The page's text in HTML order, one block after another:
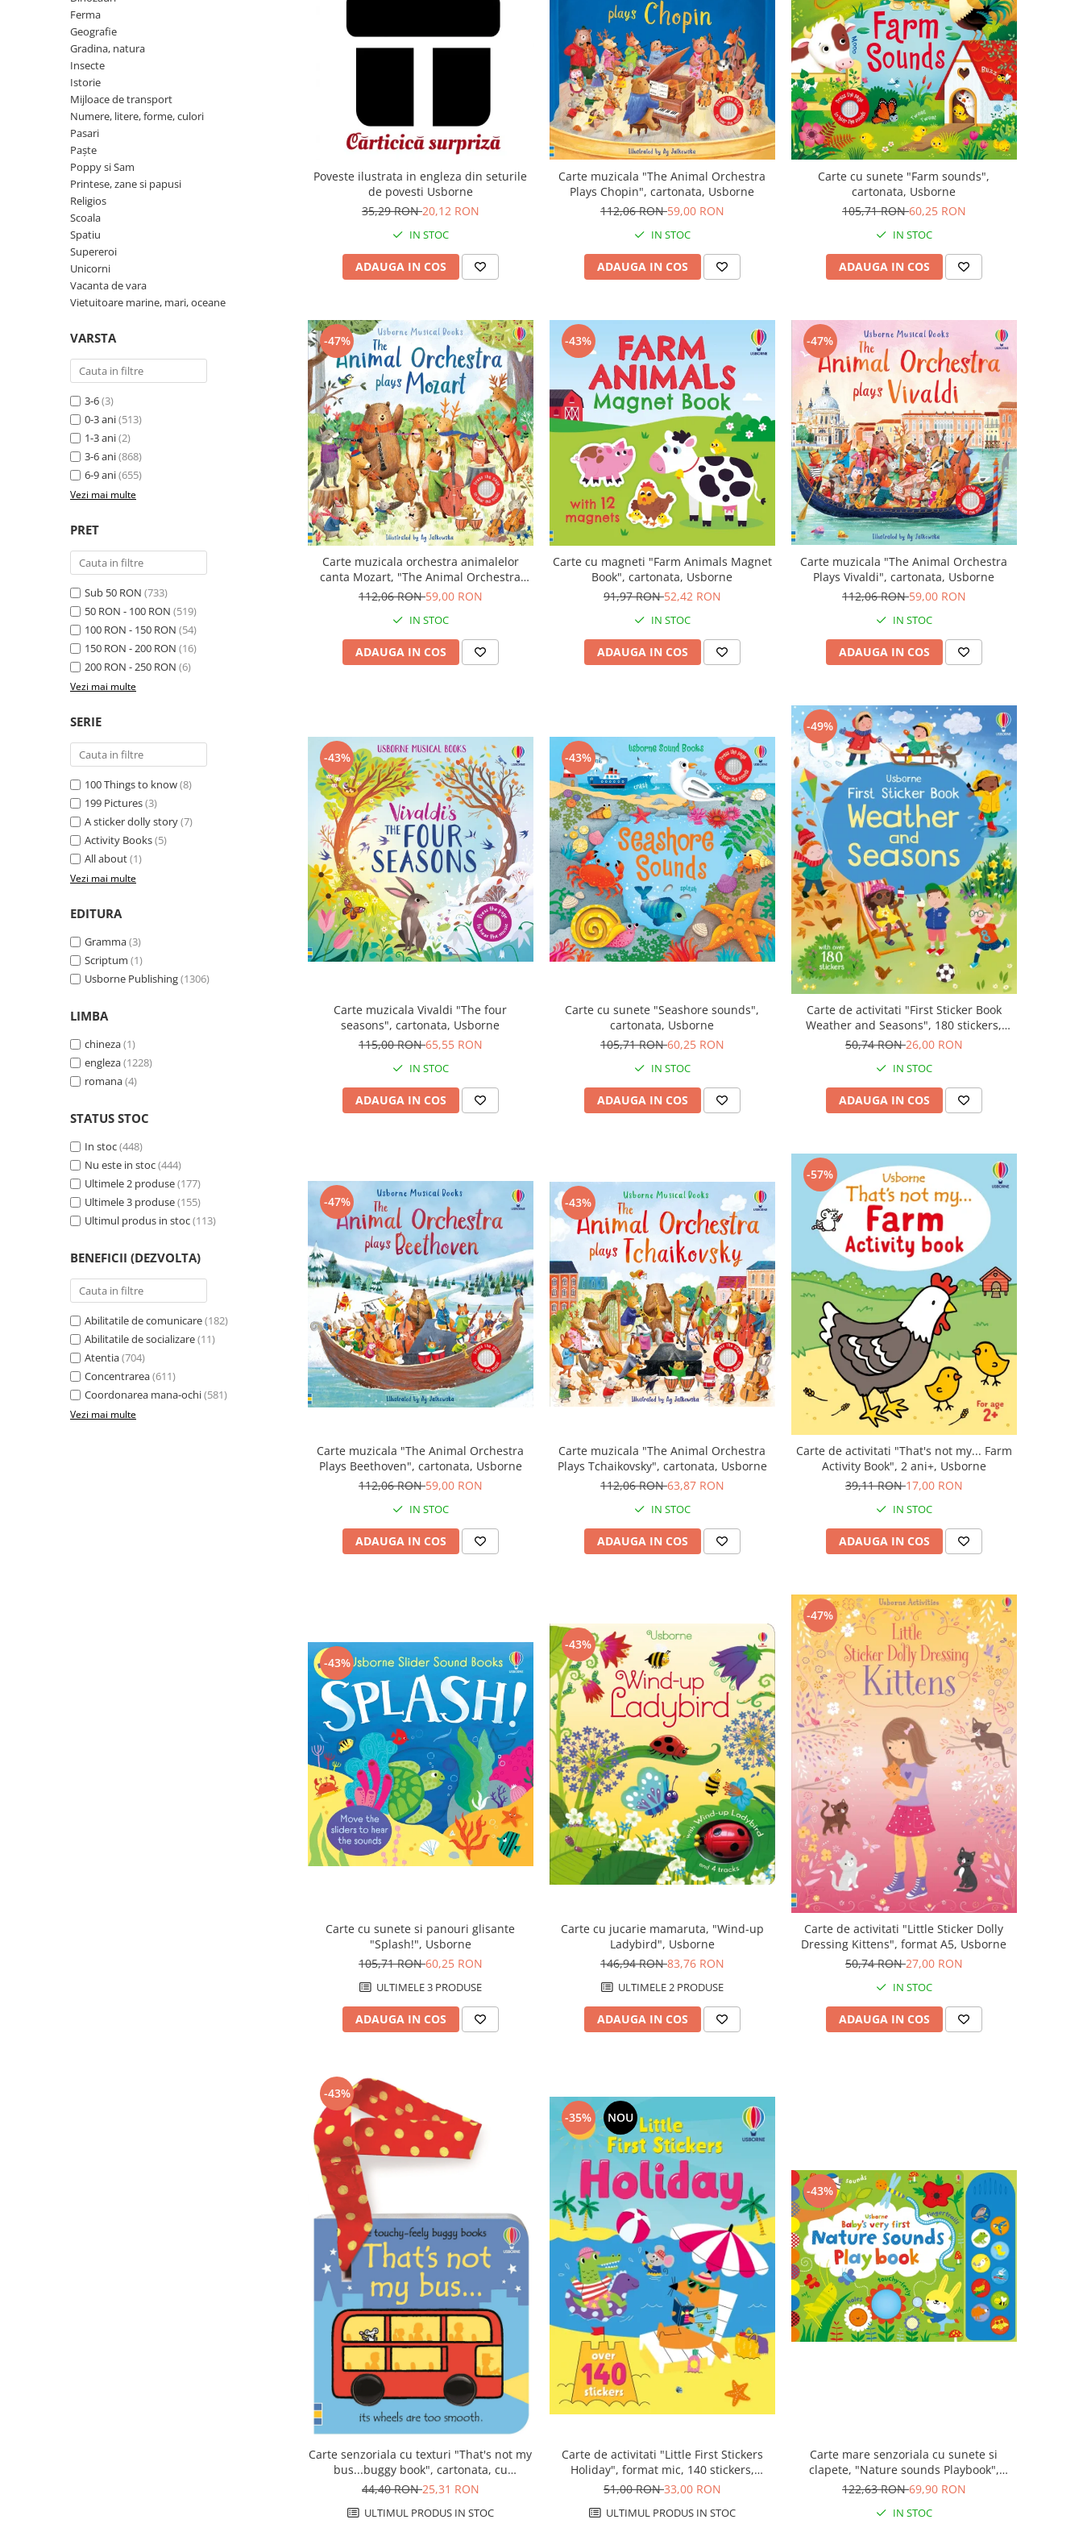
Biblia pentru copii
Carti cu magneti
Carti fold-out
Carti slot-together
Enciclopedii
Ghid ingrijire animale
Programare
Cuvinte incrucisate
Retete de prajituri (baking books)
Mijloace de transport
Numere, litere, forme, culori
Poppy si Sam
Printese, zane si papusi
Ferma
Geografie
Gradina, natura
Insecte
Istorie
Mijloace de transport
Numere, litere, forme, culori
Pasari
Paște
Poppy si Sam
Printese, zane si papusi
Religios
Scoala
Spatiu
Supereroi
Unicorni
Vacanta de vara
Vietuitoare marine, mari, oceane
VARSTA
3-6(3)
0-3 ani(513)
1-3 ani(2)
3-6 ani(868)
6-9 ani(655)
Vezi mai multe
PRET
Sub 50 RON (733)
50 RON - 100 RON (519)
100 RON - 150 RON (54)
150 RON - 200 RON (16)
200 RON - 250 RON (6)
Vezi mai multe
SERIE
100 Things to know(8)
199 Pictures(3)
A sticker dolly story(7)
Activity Books(5)
All about(1)
Vezi mai multe
EDITURA
Gramma(3)
Scriptum (1)
Usborne Publishing(1306)
LIMBA
chineza(1)
engleza(1228)
romana(4)
STATUS STOC
In stoc(448)
Nu este in stoc(444)
Ultimele 2 produse(177)
Ultimele 3 produse(155)
Ultimul produs in stoc(113)
BENEFICII (DEZVOLTA)
Abilitatile de comunicare(182)
Abilitatile de socializare(11)
Atentia(704)
Concentrarea(611)
Coordonarea mana-ochi(581)
Vezi mai multe
Poveste ilustrata in engleza din seturile
de povesti Usborne
35,29 RON20,12 RON
IN STOC
ADAUGA IN COS
Carte muzicala "The Animal Orchestra
Plays Chopin", cartonata, Usborne
112,06 RON59,00 RON
IN STOC
ADAUGA IN COS
Carte cu sunete "Farm sounds",
cartonata, Usborne
105,71 RON60,25 RON
IN STOC
ADAUGA IN COS
-47%
Carte muzicala orchestra animalelor
canta Mozart, "The Animal Orchestra
Plays Mozart", cartonata, Usborne
112,06 RON59,00 RON
IN STOC
ADAUGA IN COS
-43%
Carte cu magneti "Farm Animals Magnet
Book", cartonata, Usborne
91,97 RON52,42 RON
IN STOC
ADAUGA IN COS
-47%
Carte muzicala "The Animal Orchestra
Plays Vivaldi", cartonata, Usborne
112,06 RON59,00 RON
IN STOC
ADAUGA IN COS
-43%
Carte muzicala Vivaldi "The four
seasons", cartonata, Usborne
115,00 RON65,55 RON
IN STOC
ADAUGA IN COS
-43%
Carte cu sunete "Seashore sounds",
cartonata, Usborne
105,71 RON60,25 RON
IN STOC
ADAUGA IN COS
-49%
Carte de activitati "First Sticker Book
Weather and Seasons", 180 stickers,
Usborne
50,74 RON26,00 RON
IN STOC
ADAUGA IN COS
-47%
Carte muzicala "The Animal Orchestra
Plays Beethoven", cartonata, Usborne
112,06 RON59,00 RON
IN STOC
ADAUGA IN COS
-43%
Carte muzicala "The Animal Orchestra
Plays Tchaikovsky", cartonata, Usborne
112,06 RON63,87 RON
IN STOC
ADAUGA IN COS
-57%
Carte de activitati "That's not my... Farm
Activity Book", 2 ani+, Usborne
39,11 RON17,00 RON
IN STOC
ADAUGA IN COS
-43%
Carte cu sunete si panouri glisante
"Splash!", Usborne
105,71 RON60,25 RON
ULTIMELE 3 PRODUSE
ADAUGA IN COS
-43%
Carte cu jucarie mamaruta, "Wind-up
Ladybird", Usborne
146,94 RON83,76 RON
ULTIMELE 2 PRODUSE
ADAUGA IN COS
-47%
Carte de activitati "Little Sticker Dolly
Dressing Kittens", format A5, Usborne
50,74 RON27,00 RON
IN STOC
ADAUGA IN COS
-43%
Carte senzoriala cu texturi "That's not my
bus...buggy book", cartonata, cu
agatatoare, Usborne
44,40 RON25,31 RON
ULTIMUL PRODUS IN STOC
-35% NOU
Carte de activitati "Little First Stickers
Holiday", format mic, 140 stickers,
Usborne
51,00 RON33,00 RON
ULTIMUL PRODUS IN STOC
-43%
Carte mare senzoriala cu sunete si
clapete, "Nature sounds Playbook",
cartonata, Usborne
122,63 RON69,90 RON
IN STOC